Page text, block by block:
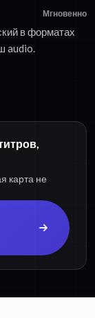
Мгновенно
в форматах
audio.
карта не